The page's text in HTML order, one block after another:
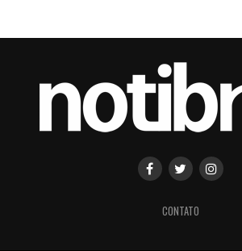
CONTATO